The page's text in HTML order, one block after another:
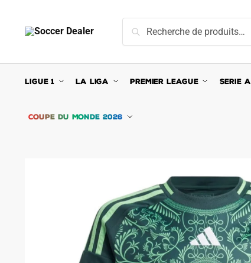
navigation
content
pour :
Recherche
LIGUE 1 LA LIGA PREMIER LEAGUE SERIE A
COUPE DU MONDE 2026